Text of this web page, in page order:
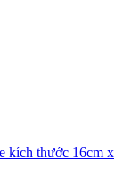
kích thước 16cm x